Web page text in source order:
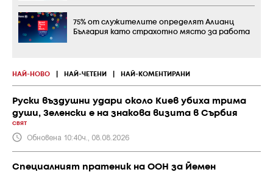
НАЙ-НОВО НАЙ-ЧЕТЕНИ НАЙ-КОМЕНТИРАНИ
Руски въздушни удари около Киев убиха трима
души, Зеленски е на знакова визита в Сърбия
СВЯТ
Обновена 10:40ч., 08.08.2026
Специалният пратеник на ООН за Йемен
75% от служителите определят Алианц
България като страхотно място за работа